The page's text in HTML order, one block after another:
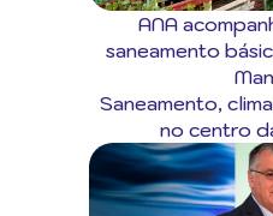
ANA
saneamento
Saneamento,
no centro